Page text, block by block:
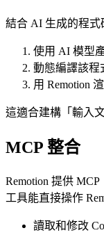
結合 AI 生成的程式
使用 AI 模型
動態編譯該程
用 Remotion
這適合建構「輸入
MCP 整合
Remotion 提供
工具能直接操作
讀取和修改